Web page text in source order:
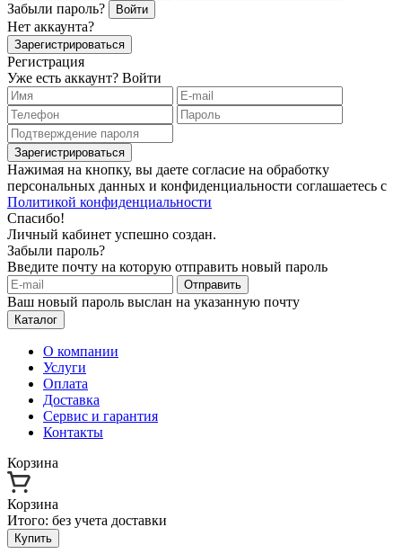
Забыли пароль? Войти
Нет аккаунта?
Зарегистрироваться
Регистрация
Уже есть аккаунт? Войти
Зарегистрироваться
Нажимая на кнопку, вы даете согласие на обработку
персональных данных и конфиденциальности соглашаетесь с
Политикой конфиденциальности
Спасибо!
Личный кабинет успешно создан.
Забыли пароль?
Введите почту на которую отправить новый пароль
Отправить
Ваш новый пароль выслан на указанную почту
Каталог
О компании
Услуги
Оплата
Доставка
Сервис и гарантия
Контакты
Корзина
Корзина
Итого: без учета доставки
Купить